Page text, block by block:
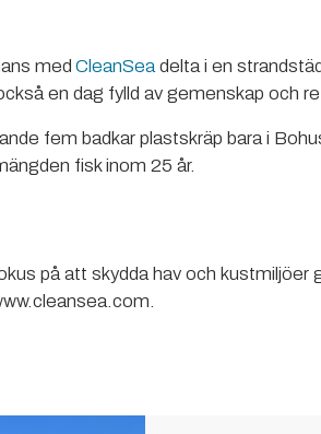
med CleanSea delta i en
en dag fylld av gemenskap och
fem badkar plastskräp bara i
fisk inom 25 år.
på att skydda hav och